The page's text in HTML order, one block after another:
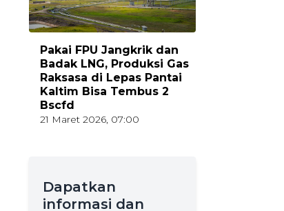
Pakai FPU Jangkrik dan
Badak LNG, Produksi Gas
Raksasa di Lepas Pantai
Kaltim Bisa Tembus 2
Bscfd
21 Maret 2026, 07:00
Dapatkan
informasi dan